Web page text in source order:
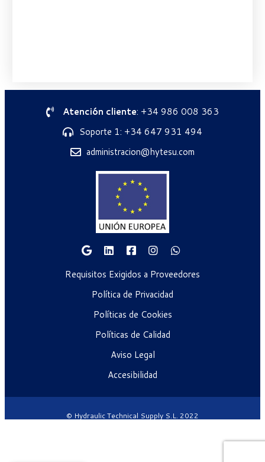
Atención cliente: +34 986 008 363
Soporte 1: +34 647 931 494
administracion@hytesu.com
Requisitos Exigidos a Proveedores
Política de Privacidad
Políticas de Cookies
Políticas de Calidad
Aviso Legal
Accesibilidad
© Hydraulic Technical Supply S.L. 2022